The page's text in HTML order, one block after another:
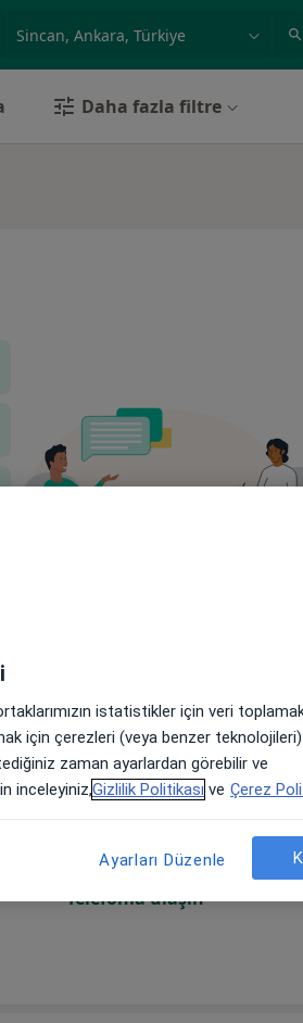
Daha fazla filtre
Yarın
9 Ağustos
Pzt,
10 Ağustos
Sal,
11
Online randevu erişime kapalı
Telefonla ulaşın
istatistikler için veri
için çerezleri (veya benzer
zaman ayarlardan görebilir ve
inceleyiniz,Gizlilik Politikası ve Çerez
Ayarları Düzenle